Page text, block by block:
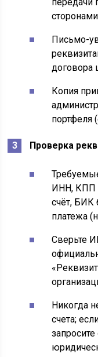
Письмо-
договора
Копия
портфеля
Проверка
ИНН, КПП
счёт, БИК
платежа
Сверьте
Никогда
счета;